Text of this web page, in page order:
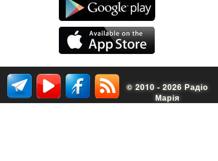
© 2010 - 2026 Радіо
Марія